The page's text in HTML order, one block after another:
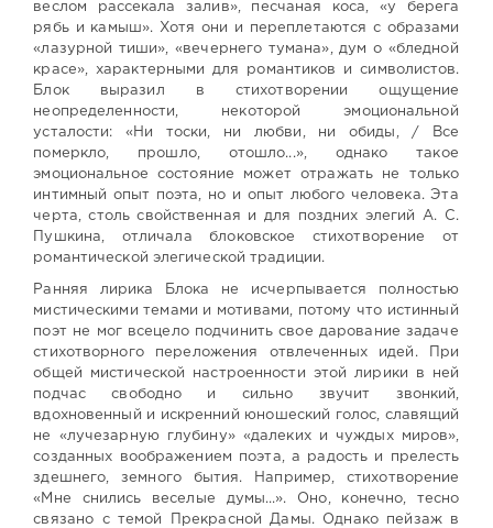
веслом рассекала залив», песчаная коса, «у берега
рябь и камыш». Хотя они и переплетаются с образами
«лазурной тиши», «вечернего тумана», дум о «бледной
красе», характерными для романтиков и символистов.
Блок выразил в стихотворении ощущение
неопределенности, некоторой эмоциональной
усталости: «Ни тоски, ни любви, ни обиды, / Все
померкло, прошло, отошло...», однако такое
эмоциональное состояние может отражать не только
интимный опыт поэта, но и опыт любого человека. Эта
черта, столь свойственная и для поздних элегий А. С.
Пушкина, отличала блоковское стихотворение от
романтической элегической традиции.
Ранняя лирика Блока не исчерпывается полностью
мистическими темами и мотивами, потому что истинный
поэт не мог всецело подчинить свое дарование задаче
стихотворного переложения отвлеченных идей. При
общей мистической настроенности этой лирики в ней
подчас свободно и сильно звучит звонкий,
вдохновенный и искренний юношеский голос, славящий
не «лучезарную глубину» «далеких и чуждых миров»,
созданных воображением поэта, а радость и прелесть
здешнего, земного бытия. Например, стихотворение
«Мне снились веселые думы...». Оно, конечно, тесно
связано с темой Прекрасной Дамы. Однако пейзаж в